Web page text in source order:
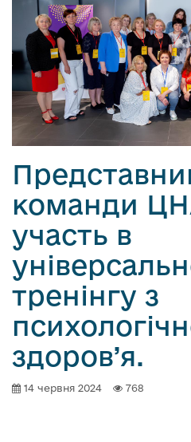
команди
участь в
тренінгу з
здоров’я.
14 червня 2024 768